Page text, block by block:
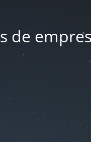
de